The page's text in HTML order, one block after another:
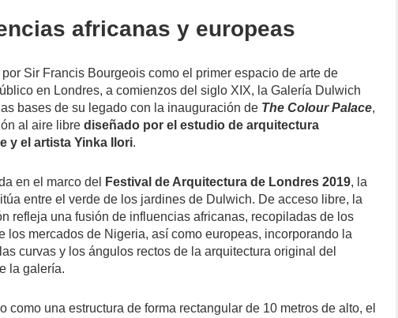
africanas y europeas
por Sir Francis Bourgeoiscomoel primer espacio de arte de
en Londres, a comienzos del siglo XIX, la Galería Dulwich
bases de su legado con la inauguración de The Colour Palace,
al aire librediseñado porel estudio de arquitectura
y el artista Yinka Ilori.
en el marco del Festival de Arquitectura de Londres 2019, la
itúa entre el verde de los jardines de Dulwich. De acceso libre, la
refleja una fusión de influencias africanas, recopiladas de los
los mercados de Nigeria, así como europeas, incorporando la
curvas y los ángulos rectos de la arquitectura original del
la galería.
como una estructura de forma rectangular de 10 metros de alto, el
soledad-